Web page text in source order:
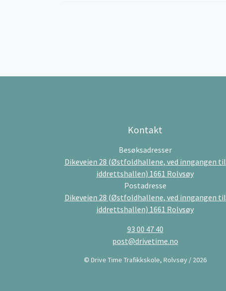
Kontakt
Besøksadresser
Dikeveien 28 (Østfoldhallene, ved inngangen til
iddrettshallen) 1661 Rolvsøy
Postadresse
Dikeveien 28 (Østfoldhallene, ved inngangen til
iddrettshallen) 1661 Rolvsøy
93 00 47 40
post@drivetime.no
© Drive Time Trafikkskole, Rolvsøy / 2026